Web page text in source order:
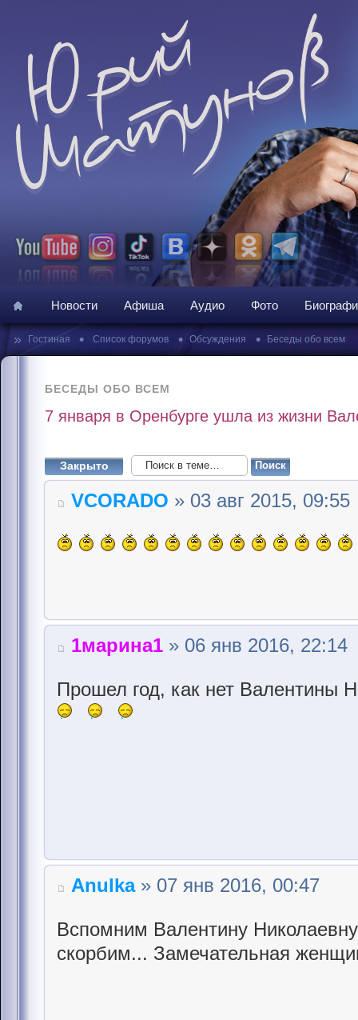
Новости Афиша Аудио Фото
» Гостиная • Список форумов • Обсуждения • Беседы обо всем
БЕСЕДЫ ОБО ВСЕМ
7 января в Оренбурге ушла из жизни
Закрыто
VCORADO » 03 авг 2015, 09:55
1марина1 » 06 янв 2016, 22:14
Прошел год, как нет Валентины
Anulka» 07 янв 2016, 00:47
Вспомним Валентину
скорбим... Замечательная